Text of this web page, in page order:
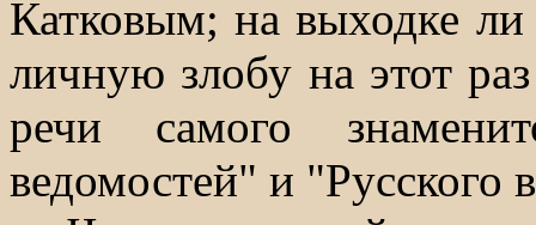
Катковым; на выходке ли
личную злобу на этот
речи самого
ведомостей" и "Русского